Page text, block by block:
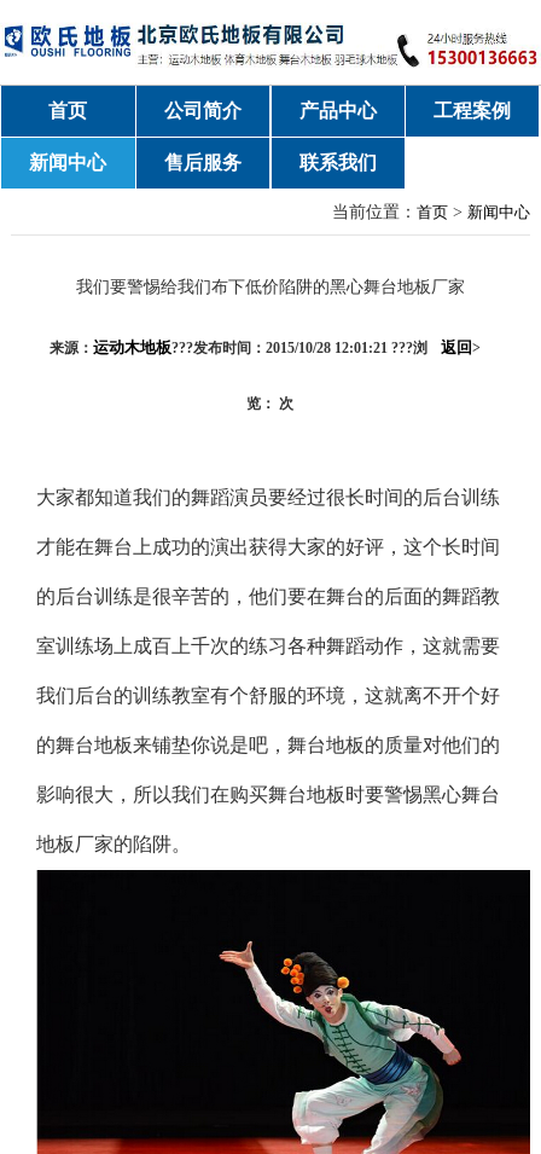
首页 公司简介 产品中心 工程案例
新闻中心 售后服务 联系我们
当前位置：首页 > 新闻中心
我们要警惕给我们布下低价陷阱的黑心舞台地板厂家
返回>
来源： 运动木地板???发布时间：2015/10/28 12:01:21 ???浏
览： 次
大家都知道我们的舞蹈演员要经过很长时间的后台训练
才能在舞台上成功的演出获得大家的好评，这个长时间
的后台训练是很辛苦的，他们要在舞台的后面的舞蹈教
室训练场上成百上千次的练习各种舞蹈动作，这就需要
我们后台的训练教室有个舒服的环境，这就离不开个好
的舞台地板来铺垫你说是吧，舞台地板的质量对他们的
影响很大，所以我们在购买舞台地板时要警惕黑心舞台
地板厂家的陷阱。